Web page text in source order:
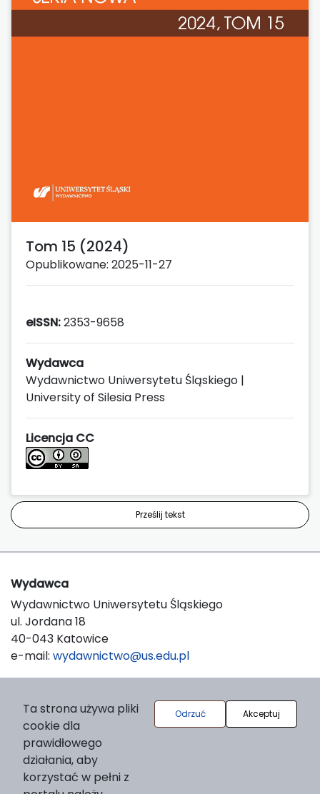
Tom 15 (2024)
Opublikowane: 2025-11-27
eISSN:2353-9658
Wydawca
Wydawnictwo Uniwersytetu Śląskiego |
University of Silesia Press
Licencja CC
Prześlij tekst
Wydawca
Wydawnictwo Uniwersytetu Śląskiego
ul. Jordana 18
40-043 Katowice
e-mail: wydawnictwo@us.edu.pl
O platformie
© 2025 Uniwersytet Śląski w Katowicach
Support & Customization by LIBCOM
Platform & Workflow by OJS/PKP
Ta strona używa pliki
cookie dla
prawidłowego
działania, aby
korzystać w pełni z
Odrzuć Akceptuj